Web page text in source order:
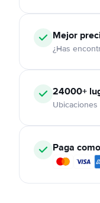
Mejor
¿Has
24000+
Paga